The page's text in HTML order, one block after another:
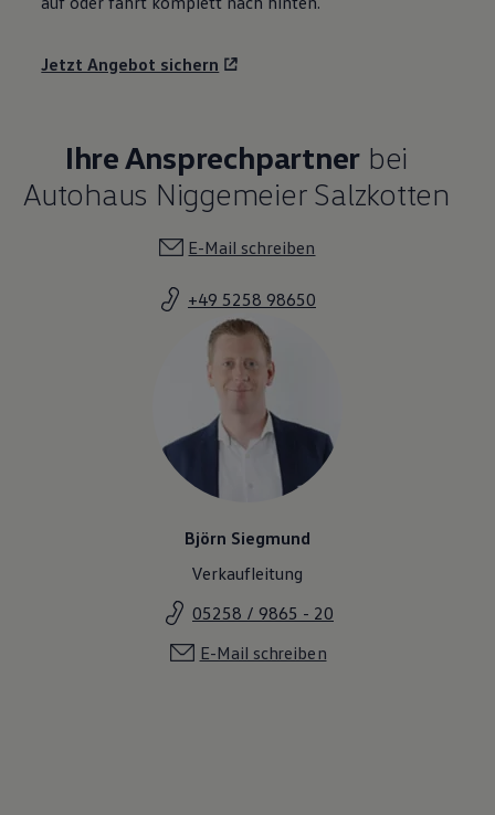
Jetzt Angebot sichern
Ihre Ansprechpartner bei
Autohaus Niggemeier Salzkotten
E-Mail schreiben
+49 5258 98650
Björn Siegmund
Verkaufleitung
05258 / 9865 - 20
E-Mail schreiben